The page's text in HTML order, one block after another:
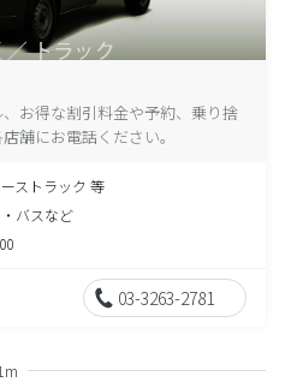
お得な割引料金や予約、乗り捨
舗にお電話ください。
ストラック 等
バスなど
03-3263-2781